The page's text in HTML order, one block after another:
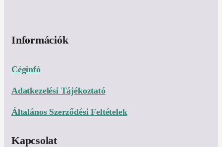
Információk
Céginfó
Adatkezelési Tájékoztató
Általános Szerződési Feltételek
Kapcsolat